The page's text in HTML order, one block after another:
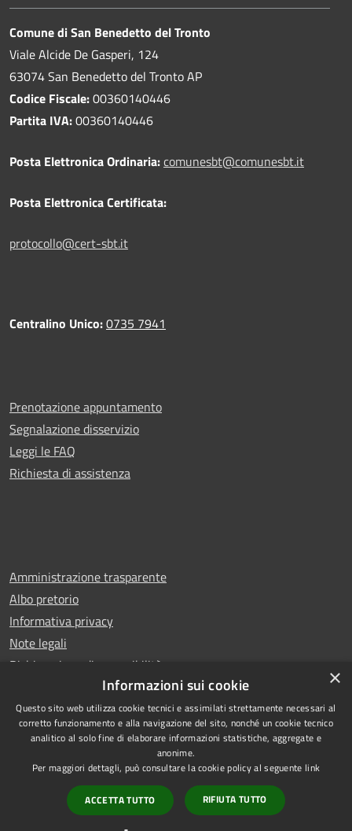
Comune di San Benedetto del Tronto
Viale Alcide De Gasperi, 124
63074 San Benedetto del Tronto AP
Codice Fiscale:00360140446
Partita IVA:00360140446
Posta Elettronica Ordinaria:comunesbt@comunesbt.it
Posta Elettronica Certificata:
protocollo@cert-sbt.it
Centralino Unico:0735 7941
Prenotazione appuntamento
Segnalazione disservizio
Leggi le FAQ
Richiesta di assistenza
Amministrazione trasparente
Albo pretorio
Informativa privacy
Note legali
Dichiarazione di accessibilità
RSS
Accessibilità
Copyright © 2025 Comune di
San Benedetto del Tronto
Powered byMunicipium
Accesso redazione
×
Informazioni sui cookie
Questo sito web utilizza cookie tecnici e assimilati strettamente necessari al
corretto funzionamento e alla navigazione del sito, nonché un cookie tecnico
analitico al solo fine di elaborare informazioni statistiche, aggregate e
anonime.
Per maggiori dettagli, può consultare la cookie policy al seguente link
ACCETTA TUTTO RIFIUTA TUTTO